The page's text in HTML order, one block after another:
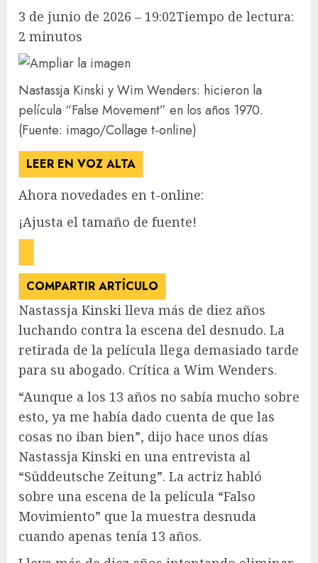
3 de junio de 2026 – 19:02Tiempo de lectura:
2 minutos
Nastassja Kinski y Wim Wenders: hicieron la
película “False Movement” en los años 1970.
(Fuente: imago/Collage t-online)
LEER EN VOZ ALTA
Ahora novedades en t-online:
¡Ajusta el tamaño de fuente!
COMPARTIR ARTÍCULO
Nastassja Kinski lleva más de diez años
luchando contra la escena del desnudo. La
retirada de la película llega demasiado tarde
para su abogado. Crítica a Wim Wenders.
“Aunque a los 13 años no sabía mucho sobre
esto, ya me había dado cuenta de que las
cosas no iban bien”, dijo hace unos días
Nastassja Kinski en una entrevista al
“Süddeutsche Zeitung”. La actriz habló
sobre una escena de la película “Falso
Movimiento” que la muestra desnuda
cuando apenas tenía 13 años.